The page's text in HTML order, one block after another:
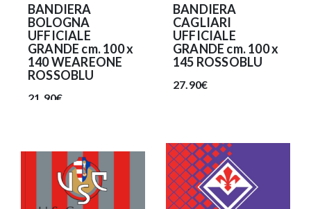
BANDIERA
BOLOGNA
UFFICIALE
GRANDE cm. 100 x
140 WEAREONE
ROSSOBLU
21.90€
BANDIERA
CAGLIARI
UFFICIALE
GRANDE cm. 100 x
145 ROSSOBLU
27.90€